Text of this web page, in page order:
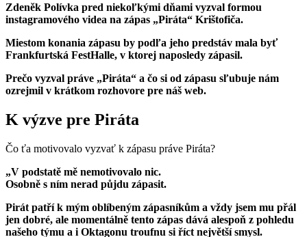
Zdeněk Polívka pred niekoľkými dňami vyzval formou
instagramového videa na zápas „Piráta“ Krištofiča.
Miestom konania zápasu by podľa jeho predstáv mala byť
Frankfurtská FestHalle, v ktorej naposledy zápasil.
Prečo vyzval práve „Piráta“ a čo si od zápasu sľubuje nám
ozrejmil v krátkom rozhovore pre náš web.
K výzve pre Piráta
Čo ťa motivovalo vyzvať k zápasu práve Piráta?
„V podstatě mě nemotivovalo nic.
Osobně s ním nerad půjdu zápasit.
Pirát patří k mým oblíbeným zápasníkům a vždy jsem mu přál
jen dobré, ale momentálně tento zápas dává alespoň z pohledu
našeho týmu a i Oktagonu troufnu si říct největší smysl.